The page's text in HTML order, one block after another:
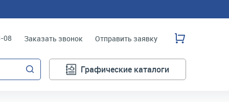
08 Заказать звонок Отправить заявку
Графические каталоги